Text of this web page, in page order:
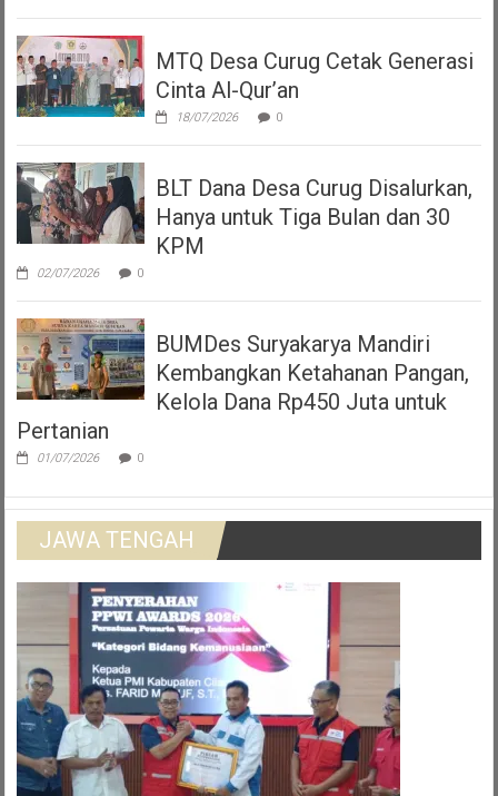
MTQ Desa Curug Cetak Generasi
Cinta Al-Qur’an
18/07/2026 0
BLT Dana Desa Curug Disalurkan,
Hanya untuk Tiga Bulan dan 30
KPM
02/07/2026 0
BUMDes Suryakarya Mandiri
Kembangkan Ketahanan Pangan,
Kelola Dana Rp450 Juta untuk
Pertanian
01/07/2026 0
JAWA TENGAH